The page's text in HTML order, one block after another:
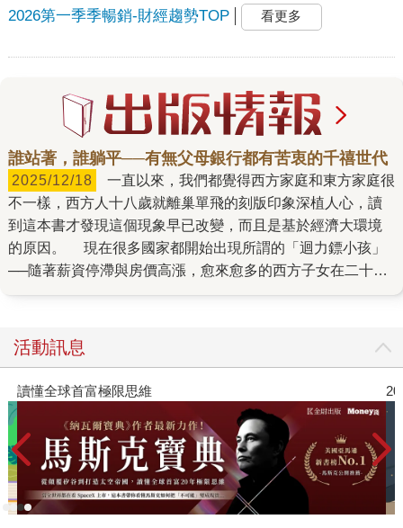
2026第一季季暢銷-財經趨勢TOP 看更多
誰站著，誰躺平──有無父母銀行都有苦衷的千禧世代
2025/12/18
不一樣，西方人十八歲就離巢單飛的刻版印象深植人心，讀
到這本書才發現這個現象早已改變，而且是基於經濟大環境
的原因。 現在很多國家都開始出現所謂的「迴力鏢小孩」
──隨著薪資停滯與房價高漲，愈來愈多的西方子女在二十幾
住，被稱為「mammoni」（媽媽的男孩）；在南韓叫「袋鼠
族」，說他們躲在父母的育兒袋裡。 經濟動態讓家庭愈來
愈緊密，但這早有遠因，作者從二十年前嬰兒潮世代對「教
育」的執迷開始談起，當直升機父母過度製造菁英，對社
會、職場、個人會產生什麼連鎖效應？當千禧世代（目前三
十至四十五歲左右）來到了人生青壯期，卻發現房市已被架
上天梯，前代人甚至把梯子都收起，舉目茫然的他們剩下多
少選擇？ 然而，最終經濟只是背景，作者想談的是社會為
此付出的「無形代價」，當所謂「史上最大的財產轉移潮」
活動訊息
讀懂全球首富極限思維